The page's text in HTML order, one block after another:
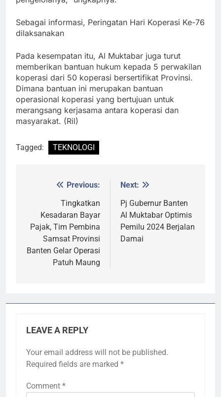
Sebagai informasi, Peringatan Hari Koperasi Ke-76
dilaksanakan
Pada kesempatan itu, Al Muktabar juga turut
memberikan bantuan hukum kepada 5 perwakilan
koperasi dari 50 koperasi bersertifikat Provinsi.
Dimana bantuan ini merupakan bantuan
operasional koperasi yang bertujuan untuk
merangsang kerjasama antara koperasi dan
masyarakat. (Ril)
Tagged: TEKNOLOGI
navigation
Previous:
Tingkatkan
Kesadaran Bayar
Pajak, Tim Pembina
Samsat Provinsi
Banten Gelar Operasi
Patuh Maung
Next:
Pj Gubernur Banten
Al Muktabar Optimis
Pemilu 2024 Berjalan
Damai
LEAVE A REPLY
Your email address will not be published.
Required fields are marked *
Comment *